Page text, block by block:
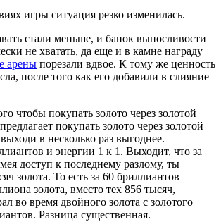
игры ситуация резко изменилась.
стали меньше, и банок выносливости
не хватать, да еще и в камне награду
арены порезали вдвое. К тому же ценность
после того как его добавили в слияние
чтобы покупать золото через золотой
покупать золото через золотой
в несколько раз выгоднее.
и энергии 1 к 1. Выходит, что за
доступ к последнему разлому, ты
золота. То есть за 60 бриллиантов
золота, вместо тех 856 тысяч,
во время двойного золота с золотого
Разница существенная.